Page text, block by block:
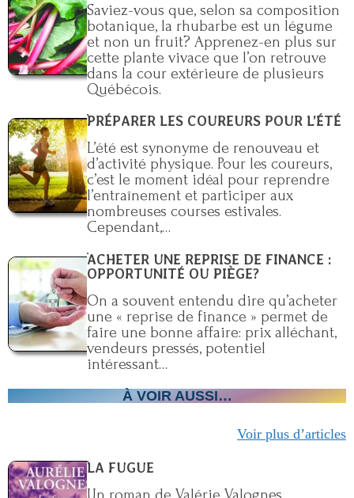
Saviez-vous que, selon sa composition
botanique, la rhubarbe est un légume
et non un fruit? Apprenez-en plus sur
cette plante vivace que l’on retrouve
dans la cour extérieure de plusieurs
Québécois.
PRÉPARER LES COUREURS POUR L’ÉTÉ
L’été est synonyme de renouveau et
d’activité physique. Pour les coureurs,
c’est le moment idéal pour reprendre
l’entraînement et participer aux
nombreuses courses estivales.
Cependant,…
ACHETER UNE REPRISE DE FINANCE :
OPPORTUNITÉ OU PIÈGE?
On a souvent entendu dire qu’acheter
une « reprise de finance » permet de
faire une bonne affaire: prix alléchant,
vendeurs pressés, potentiel
intéressant…
À VOIR AUSSI…
Voir plus d’articles
LA FUGUE